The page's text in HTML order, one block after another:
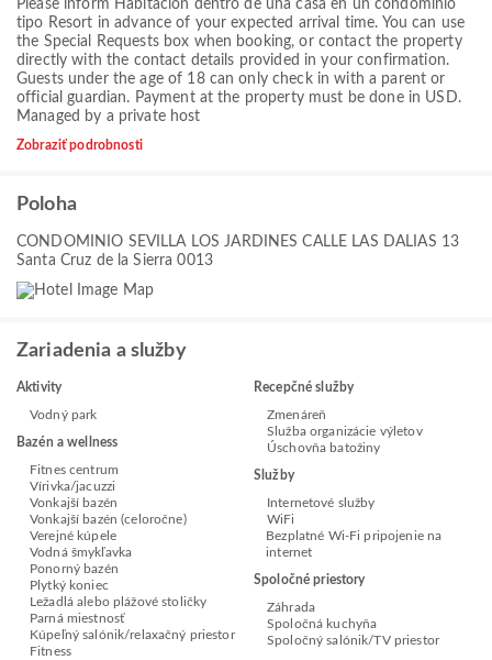
Please inform Habitación dentro de una casa en un condominio
tipo Resort in advance of your expected arrival time. You can use
the Special Requests box when booking, or contact the property
directly with the contact details provided in your confirmation.
Guests under the age of 18 can only check in with a parent or
official guardian. Payment at the property must be done in USD.
Managed by a private host
Zobraziť podrobnosti
Poloha
CONDOMINIO SEVILLA LOS JARDINES CALLE LAS DALIAS 13
Santa Cruz de la Sierra 0013
Zariadenia a služby
Aktivity
Vodný park
Bazén a wellness
Fitnes centrum
Vírivka/jacuzzi
Vonkajší bazén
Vonkajší bazén (celoročne)
Verejné kúpele
Vodná šmykľavka
Ponorný bazén
Plytký koniec
Ležadlá alebo plážové stoličky
Parná miestnosť
Kúpeľný salónik/relaxačný priestor
Fitness
Recepčné služby
Zmenáreň
Služba organizácie výletov
Úschovňa batožiny
Služby
Internetové služby
WiFi
Bezplatné Wi-Fi pripojenie na
internet
Spoločné priestory
Záhrada
Spoločná kuchyňa
Spoločný salónik/TV priestor